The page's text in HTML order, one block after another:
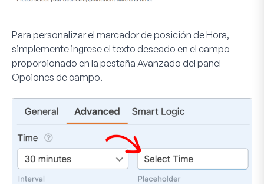
Para personalizar el marcador de posición de Hora,
simplemente ingrese el texto deseado en el campo
proporcionado en la pestaña Avanzado del panel
Opciones de campo.